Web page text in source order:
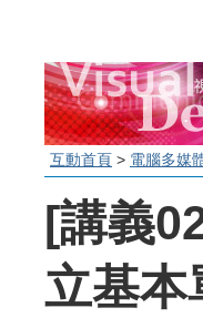
互動首頁 > 電腦多媒
[講義
立基本